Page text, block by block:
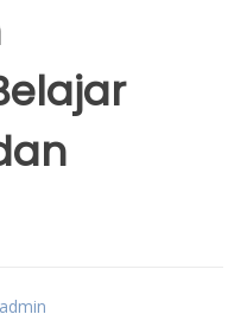
admin